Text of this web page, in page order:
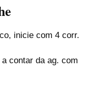
inicie com 4 corr.
contar da ag. com